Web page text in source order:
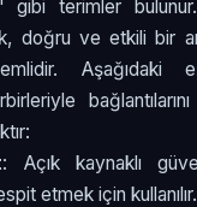
terimler bulunur.
doğru ve etkili bir
Aşağıdaki
: Açık kaynaklı
etmek için kullanılır.